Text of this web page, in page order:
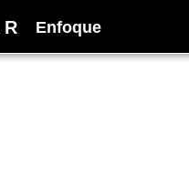
R Enfoque